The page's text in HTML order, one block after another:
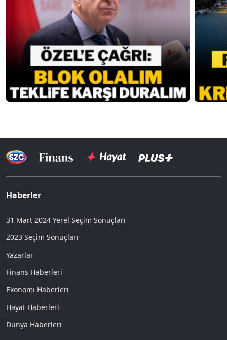
Haberler
31 Mart 2024 Yerel Seçim Sonuçları
2023 Seçim Sonuçları
Yazarlar
Finans Haberleri
Ekonomi Haberleri
Hayat Haberleri
Dünya Haberleri